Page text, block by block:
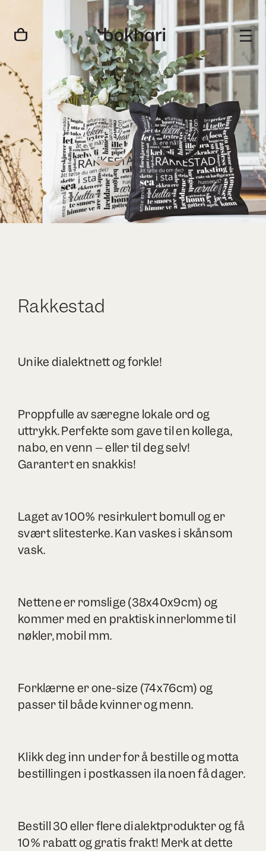
Rakkestad
Unike dialektnett og forkle!
Proppfulle av særegne lokale ord og
uttrykk. Perfekte som gave til en kollega,
nabo, en venn – eller til deg selv!
Garantert en snakkis!
Laget av 100% resirkulert bomull og er
svært slitesterke. Kan vaskes i skånsom
vask.
Nettene er romslige (38x40x9cm) og
kommer med en praktisk innerlomme til
nøkler, mobil mm.
Forklærne er one-size (74x76cm) og
passer til både kvinner og menn.
Klikk deg inn under for å bestille og motta
bestillingen i postkassen ila noen få dager.
Bestill 30 eller flere dialektprodukter og få
10% rabatt og gratis frakt! Merk at dette